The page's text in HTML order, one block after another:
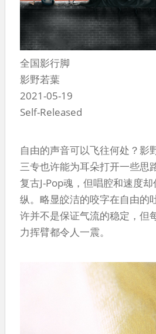
全国影行脚
影野若葉
2021-05-19
Self-Released
自由的声音可以飞往何处？影
三专也许能为耳朵打开一些思
复古J-Pop魂，但唱腔和速度
纵。略显皎洁的咬字在自由的
许并不是保证气流的稳定，但
力挥臂都令人一震。